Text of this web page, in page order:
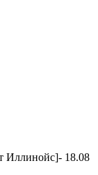
Иллинойс]- 18.08